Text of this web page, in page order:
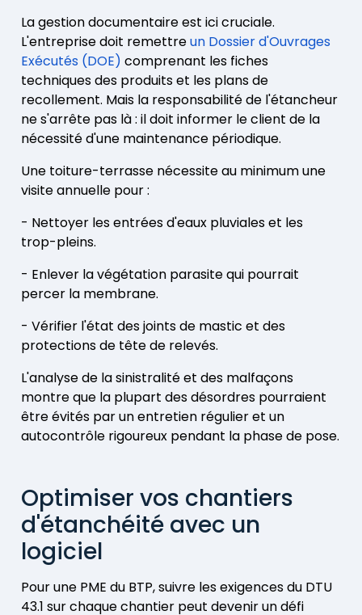
La gestion documentaire est ici cruciale.
L'entreprise doit remettreun Dossier d'Ouvrages
Exécutés (DOE)comprenant les fiches
techniques des produits et les plans de
recollement. Mais la responsabilité de l'étancheur
ne s'arrête pas là : il doit informer le client de la
nécessité d'une maintenance périodique.
Une toiture-terrasse nécessite au minimum une
visite annuelle pour :
- Nettoyer les entrées d'eaux pluviales et les
trop-pleins.
- Enlever la végétation parasite qui pourrait
percer la membrane.
- Vérifier l'état des joints de mastic et des
protections de tête de relevés.
L'analyse de la sinistralité et des malfaçons
montre que la plupart des désordres pourraient
être évités par un entretien régulier et un
autocontrôle rigoureux pendant la phase de pose.
Optimiser vos chantiers
d'étanchéité avec un
logiciel
Pour une PME du BTP, suivre les exigences du DTU
43.1 sur chaque chantier peut devenir un défi